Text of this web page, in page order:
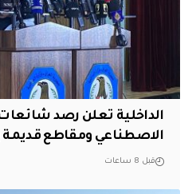
الداخلية تعلن رصد شائعات
الاصطناعي ومقاطع قديمة
قبل 8 ساعات